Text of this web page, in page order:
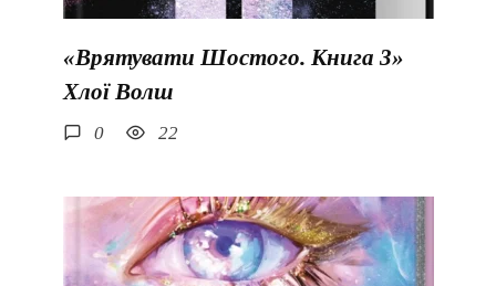
«Врятувати Шостого. Книга 3»
Хлої Волш
0 22